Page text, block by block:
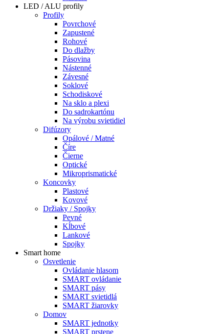
LED / ALU profily
Profily
Povrchové
Zapustené
Rohové
Do dlažby
Pásovina
Nástenné
Závesné
Soklové
Schodiskové
Na sklo a plexi
Do sadrokartónu
Na výrobu svietidiel
Difúzory
Opálové / Matné
Číre
Čierne
Optické
Mikroprismatické
Koncovky
Plastové
Kovové
Držiaky / Spojky
Pevné
Kĺbové
Lankové
Spojky
Smart home
Osvetlenie
Ovládanie hlasom
SMART ovládanie
SMART pásy
SMART svietidlá
SMART žiarovky
Domov
SMART jednotky
SMART prstene